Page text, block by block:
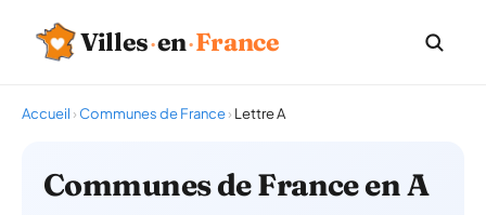
Villes·en·France
Accueil ›Communes de France› Lettre A
Communes de France en A